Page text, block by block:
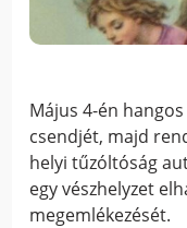
Május 4-én
csendjét, majd
helyi tűzóltóság
egy vészhelyzet
megemlékezését.